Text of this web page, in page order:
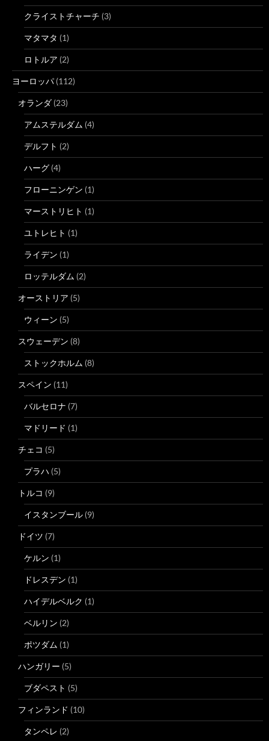
クライストチャーチ (3)
マタマタ (1)
ロトルア (2)
ヨーロッパ (112)
オランダ (23)
アムステルダム (4)
デルフト (2)
ハーグ (4)
フローニンゲン (1)
マーストリヒト (1)
ユトレヒト (1)
ライデン (1)
ロッテルダム (2)
オーストリア (5)
ウィーン (5)
スウェーデン (8)
ストックホルム (8)
スペイン (11)
バルセロナ (7)
マドリード (1)
チェコ (5)
プラハ (5)
トルコ (9)
イスタンブール (9)
ドイツ (7)
ケルン (1)
ドレスデン (1)
ハイデルベルク (1)
ベルリン (2)
ポツダム (1)
ハンガリー (5)
ブダペスト (5)
フィンランド (10)
タンペレ (2)